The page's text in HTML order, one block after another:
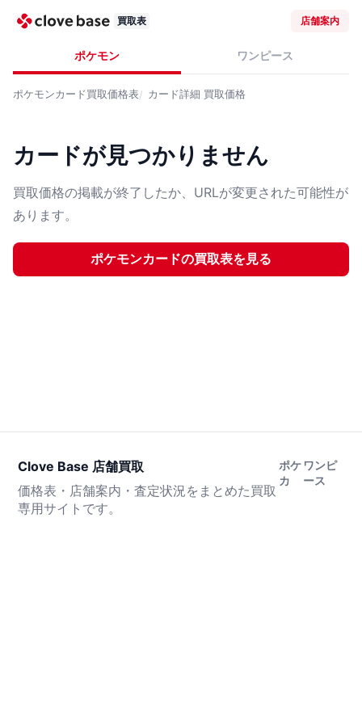
買取表 店舗案内
ポケモン ワンピース
ポケモンカード買取価格表 カード詳細 買取価格
カードが見つかりません
買取価格の掲載が終了したか、URLが変更された可能性が
あります。
ポケモンカードの買取表を見る
Clove Base 店舗買取
価格表・店舗案内・査定状況をまとめた買取
専用サイトです。
ポケ
カ
ワンピ
ース